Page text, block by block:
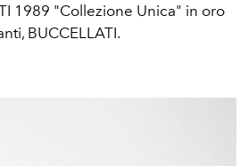
1989 "Collezione Unica" in oro
BUCCELLATI.